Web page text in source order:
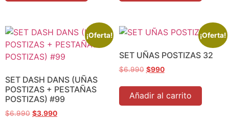
¡Oferta!
SET DASH DANS (UÑAS
POSTIZAS + PESTAÑAS
POSTIZAS) #99
$6.990 $3.990
¡Oferta!
SET UÑAS POSTIZAS 32
$6.990 $990
Añadir al carrito